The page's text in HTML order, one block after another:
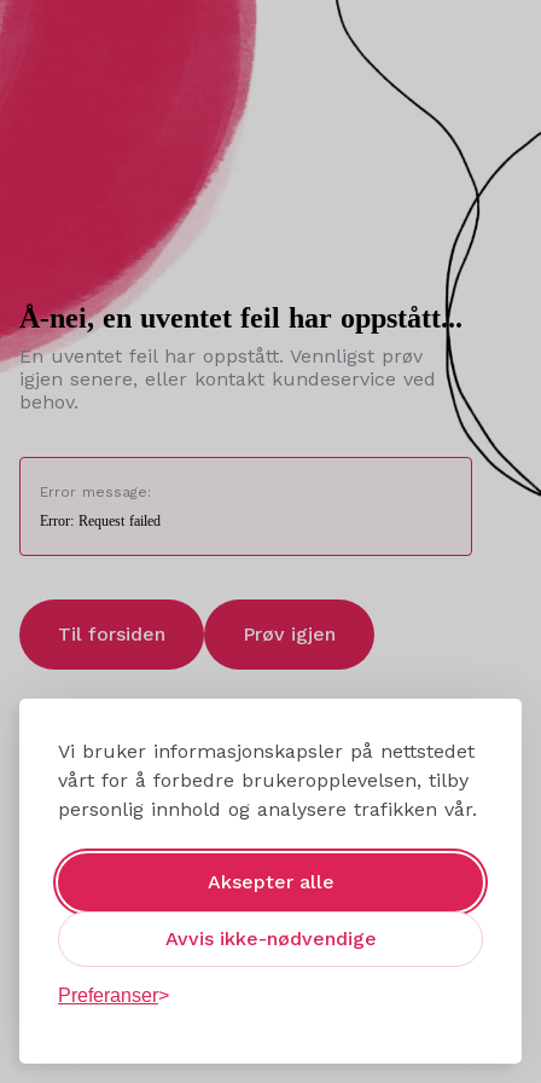
Vi bruker informasjonskapsler på nettstedet
vårt for å forbedre brukeropplevelsen, tilby
personlig innhold og analysere trafikken vår.
Aksepter alle
Avvis ikke-nødvendige
Preferanser
Å-nei, en uventet feil har oppstått...
En uventet feil har oppstått. Vennligst prøv
igjen senere, eller kontakt kundeservice ved
behov.
Error message:
Error: Request failed
Til forsiden Prøv igjen